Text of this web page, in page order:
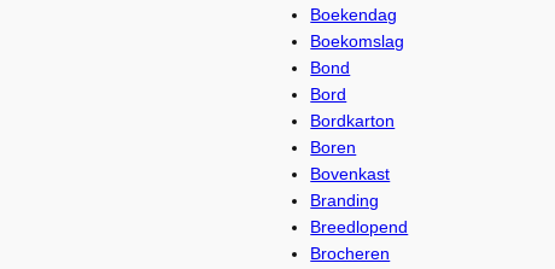
Boekendag
Boekomslag
Bond
Bord
Bordkarton
Boren
Bovenkast
Branding
Breedlopend
Brocheren